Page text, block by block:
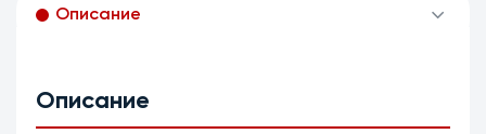
Описание
Описание